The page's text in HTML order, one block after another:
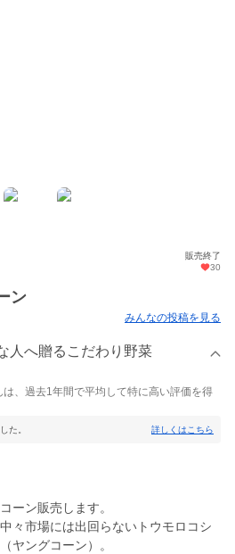
販売終了
30
ン
みんなの投稿を見る
人へ贈るこだわり野菜
、過去1年間で平均して特に高い評価を得
た。 詳しくはこちら
ーン販売します。
々市場には出回らないトウモロコシ
ヤングコーン）。